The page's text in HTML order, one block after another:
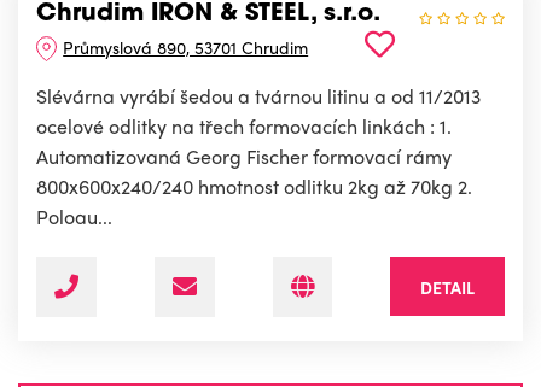
Chrudim IRON & STEEL, s.r.o.
Průmyslová 890, 53701 Chrudim
Slévárna vyrábí šedou a tvárnou litinu a od 11/2013
ocelové odlitky na třech formovacích linkách : 1.
Automatizovaná Georg Fischer formovací rámy
800x600x240/240 hmotnost odlitku 2kg až 70kg 2.
Poloau...
DETAIL